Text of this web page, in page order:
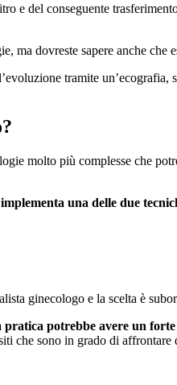
e del conseguente
ma dovreste sapere anche che
tramite
molto più complesse che
una delle due
ginecologo e la scelta è
potrebbe avere un
che sono in grado di